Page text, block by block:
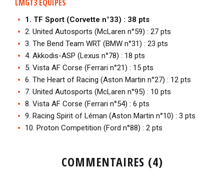
LMGT3 ÉQUIPES
1. TF Sport (Corvette n°33) : 38 pts
2. United Autosports (McLaren n°59) : 27 pts
3. The Bend Team WRT (BMW n°31) : 23 pts
4. Akkodis-ASP (Lexus n°78) : 18 pts
5. Vista AF Corse (Ferrari n°21) : 15 pts
6. The Heart of Racing (Aston Martin n°27) : 12 pts
7. United Autosports (McLaren n°95) : 10 pts
8. Vista AF Corse (Ferrari n°54) : 6 pts
9. Racing Spirit of Léman (Aston Martin n°10) : 3 pts
10. Proton Competition (Ford n°88) : 2 pts
COMMENTAIRES (4)